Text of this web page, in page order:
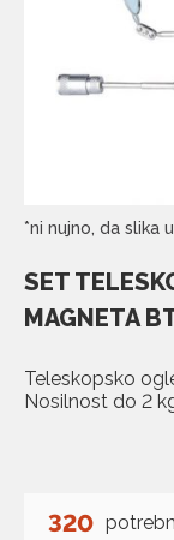
*ni nujno, da slika
SET
MAGNETA
Teleskopsko
Nosilnost do 2
320